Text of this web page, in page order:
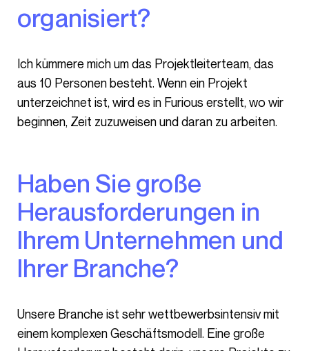
organisiert?
Ich kümmere mich um das Projektleiterteam, das
aus 10 Personen besteht. Wenn ein Projekt
unterzeichnet ist, wird es in Furious erstellt, wo wir
beginnen, Zeit zuzuweisen und daran zu arbeiten.
Haben Sie große
Herausforderungen in
Ihrem Unternehmen und
Ihrer Branche?
Unsere Branche ist sehr wettbewerbsintensiv mit
einem komplexen Geschäftsmodell. Eine große